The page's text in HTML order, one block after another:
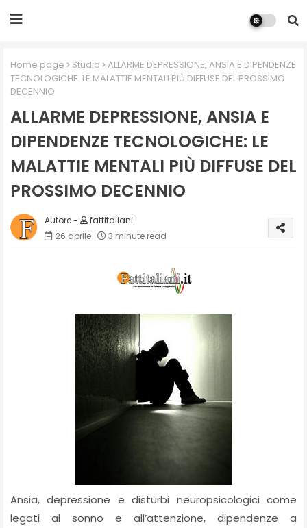
Home page Studio
ALLARME DEPRESSIONE, ANSIA E DIPENDENZE
TECNOLOGICHE: LE MALATTIE MENTALI PIÙ DIFFUSE DEL PROSSIMO
DECENNIO
ALLARME DEPRESSIONE, ANSIA E
DIPENDENZE TECNOLOGICHE: LE
MALATTIE MENTALI PIÙ DIFFUSE DEL
PROSSIMO DECENNIO
fattitaliani
26 aprile
3 minute read
Ansia, depressione e disturbi neuropsicologici come
legati al sonno e all’attenzione, dipendenze a